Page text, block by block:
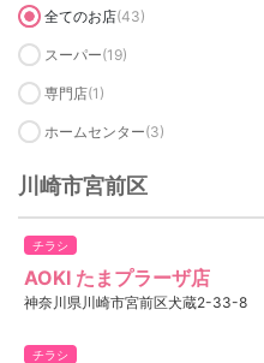
全てのお店(43)
スーパー(19)
専門店(1)
ホームセンター(3)
川崎市宮前区
チラシ
AOKI たまプラーザ店
神奈川県川崎市宮前区犬蔵2-33-8
チラシ